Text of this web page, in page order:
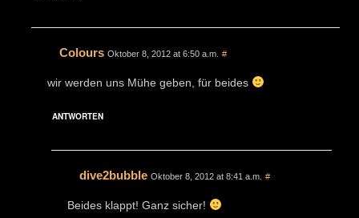
Colours Oktober 8, 2012 at 6:50 a.m. #
wir werden uns Mühe geben, für beides
ANTWORTEN
dive2bubble Oktober 8, 2012 at 8:41 a.m. #
Beides klappt! Ganz sicher!